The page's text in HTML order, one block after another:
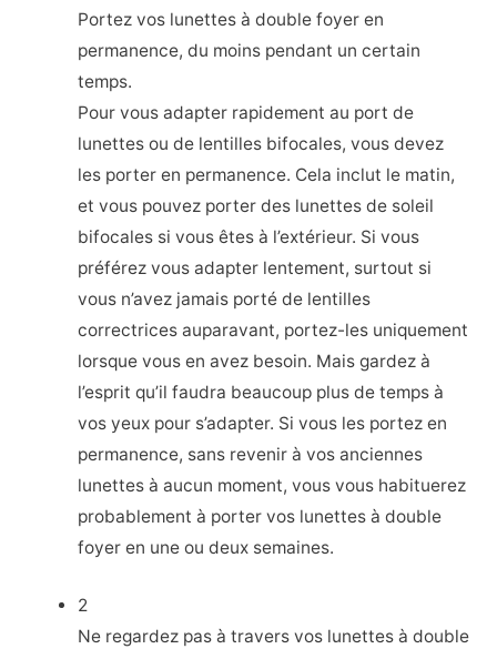
Portez vos lunettes à double foyer en
permanence, du moins pendant un certain
temps.
Pour vous adapter rapidement au port de
lunettes ou de lentilles bifocales, vous devez
les porter en permanence. Cela inclut le matin,
et vous pouvez porter des lunettes de soleil
bifocales si vous êtes à l’extérieur. Si vous
préférez vous adapter lentement, surtout si
vous n’avez jamais porté de lentilles
correctrices auparavant, portez-les uniquement
lorsque vous en avez besoin. Mais gardez à
l’esprit qu’il faudra beaucoup plus de temps à
vos yeux pour s’adapter. Si vous les portez en
permanence, sans revenir à vos anciennes
lunettes à aucun moment, vous vous habituerez
probablement à porter vos lunettes à double
foyer en une ou deux semaines.
2
Ne regardez pas à travers vos lunettes à double